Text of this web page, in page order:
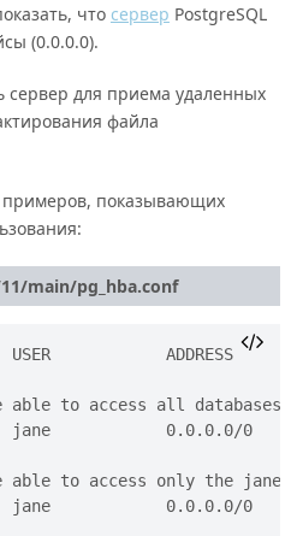
что сервер PostgreSQL
(0.0.0.0).
для приема удаленных
файла
показывающих
main/pg_hba.conf
USER            ADDRESS
to access all databases
0.0.0.0/0
to access only the
jane            0.0.0.0/0